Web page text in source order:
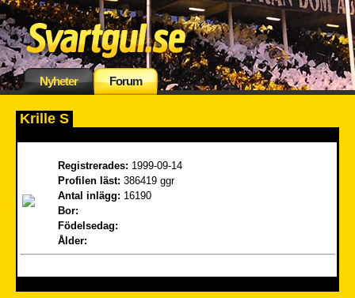
Nyheter Forum
Krille S
Registrerades: 1999-09-14
Profilen läst: 386419 ggr
Antal inlägg: 16190
Bor:
Födelsedag:
Ålder: